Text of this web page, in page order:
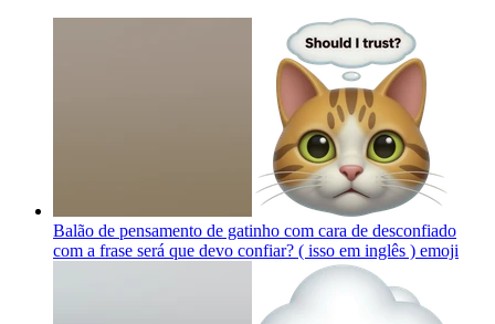
Balão de pensamento de gatinho com cara de desconfiado
com a frase será que devo confiar? ( isso em inglês ) emoji